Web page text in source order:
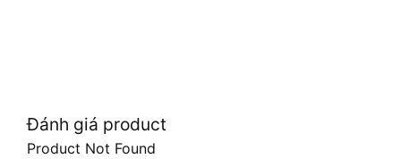
Đánh giá product
Product Not Found